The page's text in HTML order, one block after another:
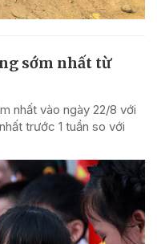
sớm nhất từ
nhất vào ngày 22/8 với
trước 1 tuần so với